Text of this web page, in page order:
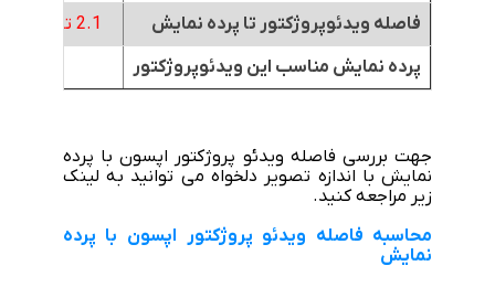
فاصله ویدئوپروژکتور تا پرده نمایش
2.1 تا 2.9 متر
پرده نمایش مناسب این ویدئوپروژکتور
جهت بررسی فاصله ویدئو پروژکتور اپسون با پرده
نمایش با اندازه تصویر دلخواه می توانید به لینک
زیر مراجعه کنید.
محاسبه فاصله ویدئو پروژکتور اپسون با پرده
نمایش